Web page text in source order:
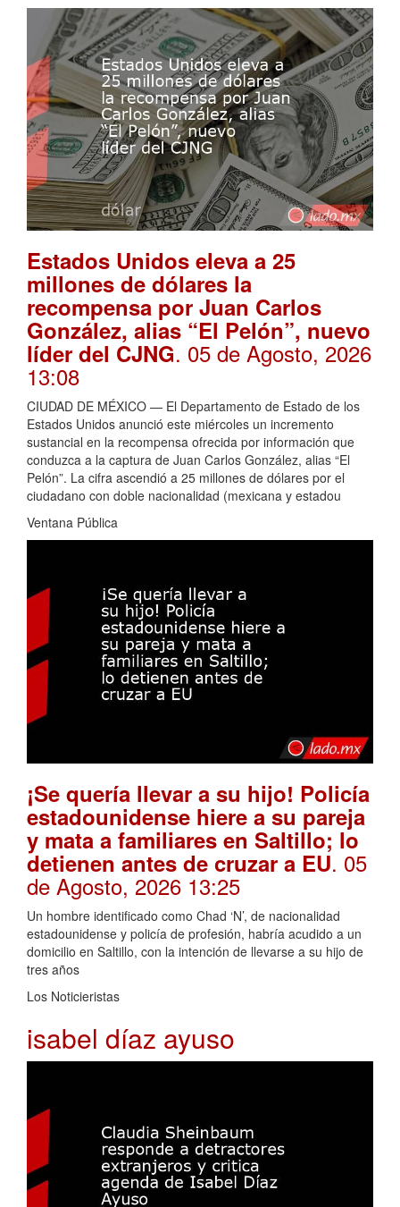
Estados Unidos eleva a 25
millones de dólares la
recompensa por Juan Carlos
González, alias “El Pelón”, nuevo
líder del CJNG. 05 de Agosto, 2026
13:08
CIUDAD DE MÉXICO — El Departamento de Estado de los
Estados Unidos anunció este miércoles un incremento
sustancial en la recompensa ofrecida por información que
conduzca a la captura de Juan Carlos González, alias “El
Pelón”. La cifra ascendió a 25 millones de dólares por el
ciudadano con doble nacionalidad (mexicana y estadou
Ventana Pública
¡Se quería llevar a su hijo! Policía
estadounidense hiere a su pareja
y mata a familiares en Saltillo; lo
detienen antes de cruzar a EU. 05
de Agosto, 2026 13:25
Un hombre identificado como Chad ‘N’, de nacionalidad
estadounidense y policía de profesión, habría acudido a un
domicilio en Saltillo, con la intención de llevarse a su hijo de
tres años
Los Noticieristas
isabel díaz ayuso